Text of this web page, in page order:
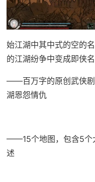
始江湖中其中式的空的
的江湖纷争中变成即侠
——百万字的原创武侠剧
湖恩怨情仇
——15个地图，包含5个
述